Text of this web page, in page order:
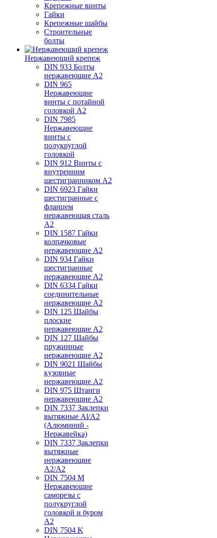
Крепежные винты
Гайки
Крепежные шайбы
Строительные
болты
Нержавеющий крепеж
DIN 933 Болты
нержавеющие А2
DIN 965
Нержавеющие
винты с потайной
головкой А2
DIN 7985
Нержавеющие
винты с
полукруглой
головкой
DIN 912 Винты с
внутренним
шестигранником А2
DIN 6923 Гайки
шестигранные с
фланцем
нержавеющая сталь
А2
DIN 1587 Гайки
колпачковые
нержавеющие А2
DIN 934 Гайки
шестигранные
нержавеющие А2
DIN 6334 Гайки
соединительные
нержавеющие А2
DIN 125 Шайбы
плоские
нержавеющие А2
DIN 127 Шайбы
пружинные
нержавеющие А2
DIN 9021 Шайбы
кузовные
нержавеющие А2
DIN 975 Штанги
нержавеющие А2
DIN 7337 Заклепки
вытяжные Al/A2
(Алюминий -
Нержавейка)
DIN 7337 Заклепки
вытяжные
нержавеющие
A2/A2
DIN 7504 M
Нержавеющие
саморезы с
полукруглой
головкой и буром
А2
DIN 7504 K